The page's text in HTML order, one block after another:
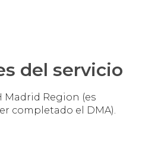
del servicio
Madrid Region (es
completado el DMA).